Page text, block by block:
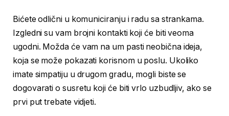
Bićete odlični u komuniciranju i radu sa strankama.
Izgledni su vam brojni kontakti koji će biti veoma
ugodni. Možda će vam na um pasti neobična ideja,
koja se može pokazati korisnom u poslu. Ukoliko
imate simpatiju u drugom gradu, mogli biste se
dogovarati o susretu koji će biti vrlo uzbudljiv, ako se
prvi put trebate vidjeti.